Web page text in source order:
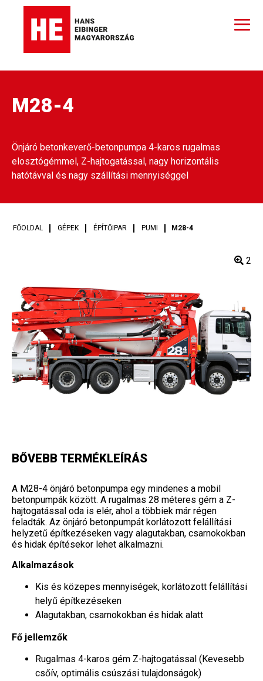
M28-4
Önjáró betonkeverő-betonpumpa 4-karos rugalmas
elosztógémmel, Z-hajtogatással, nagy horizontális
hatótávval és nagy szállítási mennyiséggel
FŐOLDAL GÉPEK ÉPÍTŐIPAR PUMI M28-4
2
BŐVEBB TERMÉKLEÍRÁS
A M28-4 önjáró betonpumpa egy mindenes a mobil
betonpumpák között. A rugalmas 28 méteres gém a Z-
hajtogatással oda is elér, ahol a többiek már régen
feladták. Az önjáró betonpumpát korlátozott felállítási
helyzetű építkezéseken vagy alagutakban, csarnokokban
és hidak építésekor lehet alkalmazni.
Alkalmazások
Kis és közepes mennyiségek, korlátozott felállítási
helyű építkezéseken
Alagutakban, csarnokokban és hidak alatt
Fő jellemzők
Rugalmas 4-karos gém Z-hajtogatással (Kevesebb
csőív, optimális csúszási tulajdonságok)